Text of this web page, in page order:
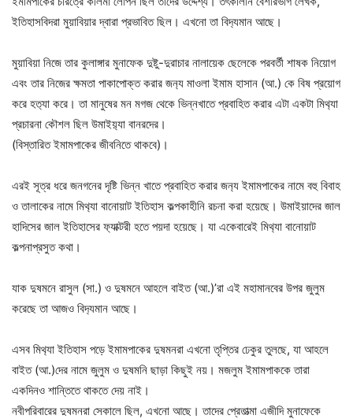
ইতিহাসবিদরা মুয়াবিয়ার দ্বারা প্রভাবিত ছিল। এখনো তা বিদ‍্যমান আছে।
মুয়াবিয়া নিজে তার কুলাঙ্গার মুনাফেক দুষ্টু-দুরাচার নালায়েক ছেলেকে পরবর্তী শাষক নিয়োগ
এবং তার নিজের ক্ষমতা পাকাপোক্ত করার জন‍্য মাওলা ইমাম হাসান (আ.) কে বিষ প্রয়োগ
করে হত‍্যা করে। তা মানুষের মন মগজ থেকে ভিন্নখাতে প্রবাহিত করার এটা একটা মিথ‍্যা
প্রচারনা কৌশল ছিল উমাইয়‍্যা বানরদের।
(বিস্তারিত ইমামপাকের জীবনিতে থাকবে)।
এরই সূত্র ধরে জনগনের দৃষ্টি ভিন্ন খাতে প্রবাহিত করার জন‍্য ইমামপাকের নামে বহু বিবাহ
ও তালাকের নামে মিথ‍্যা বানোয়াট ইতিহাস কল্পকাহীনি রচনা করা হয়েছে। উমাইয়াদের জাল
হাদিসের জাল ইতিহাসের ফ‍্যাক্টরী হতে পয়দা হয়েছে। যা একেবারেই মিথ‍্যা বানোয়াট
কল্পনাপ্রসুত কথা।
যাক দুষমনে রাসুল (সা.) ও দুষমনে আহলে বাইত (আ.)’রা এই মহামানবের উপর জুলুম
করেছে তা আজও বিদ‍্যমান আছে।
এসব মিথ‍্যা ইতিহাস পড়ে ইমামপাকের দুষমনরা এখনো তৃপ্তির ঢেকুর তুলছে, যা আহলে
বাইত (আ.)দের নামে জুলুম ও দুষমনি ছাড়া কিছুই নয়। মজলুম ইমামপাককে তারা
একদিনও শান্তিতে থাকতে দেয় নাই।
নবীপরিবারের দুষমনরা সেকালে ছিল, এখনো আছে। তাদের প্রেতাত্মা এজীদি মুনাফেকে